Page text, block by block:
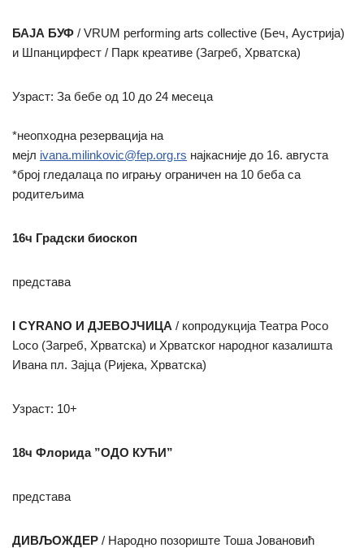
БАЈА БУФ / VRUM performing arts collective (Беч, Аустрија)
и Шпанцирфест / Парк креативе (Загреб, Хрватска)
Узраст: За бебе од 10 до 24 месецa
*неопходна резервација на
мејл ivana.milinkovic@fep.org.rs најкасније до 16. августа
*број гледалаца по игрању ограничен на 10 беба са
родитељима
16ч Градски биоскоп
представа
I CYRANO И ДЈЕВОЈЧИЦА / копродукција Театра Poco
Loco (Загреб, Хрватска) и Хрватског народног казалишта
Ивана пл. Зајца (Ријека, Хрватска)
Узраст: 10+
18ч Флорида ”ОДО КУЋИ”
представа
ДИВЉОЖДЕР / Народно позориште Тоша Јовановић